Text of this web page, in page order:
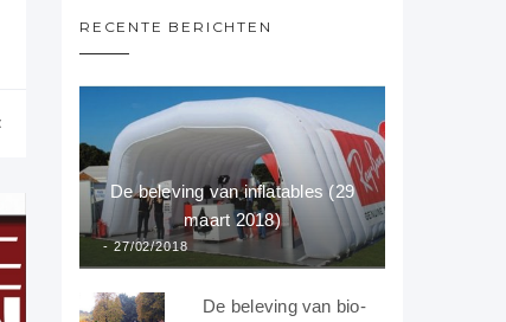
RECENTE BERICHTEN
De beleving van inflatables (29
maart 2018)
27/02/2018
De beleving van bio-